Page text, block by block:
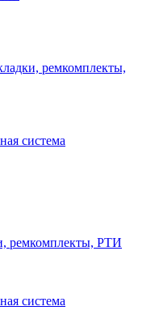
ремкомплекты,
система
ремкомплекты, РТИ
система